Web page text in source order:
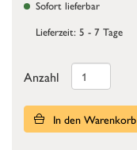
Sofort lieferbar
Lieferzeit: 5 - 7 Tage
Anzahl
In den Warenkorb